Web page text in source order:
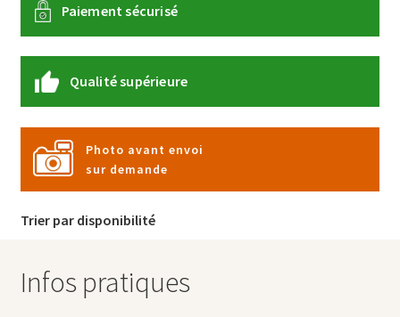
Paiement sécurisé
Qualité supérieure
Photo avant envoi
sur demande
Trier par disponibilité
Infos pratiques